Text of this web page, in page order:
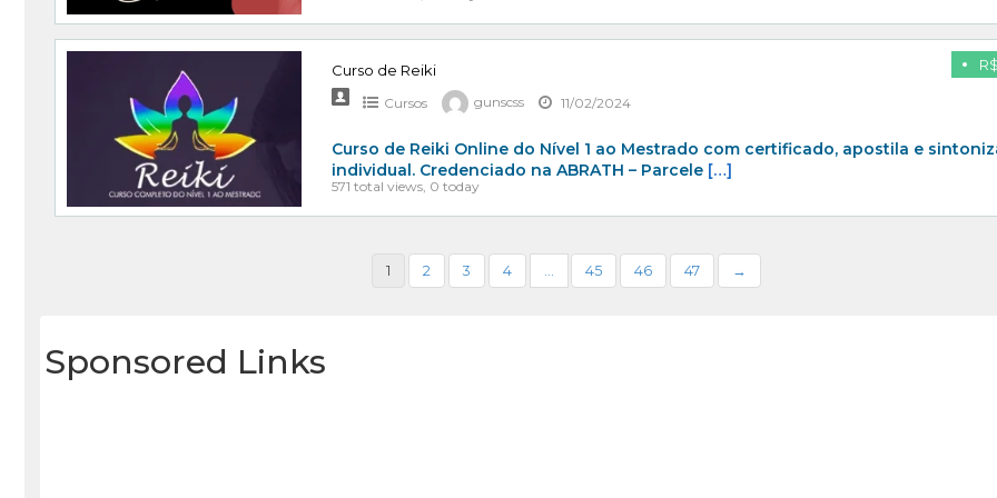
Curso de Reiki
Cursos gunscss 11/02/2024
Curso de Reiki Online do Nível 1 ao Mestrado com certificado, apostila e
individual. Credenciado na ABRATH – Parcele […]
571 total views, 0 today
1 2 3 4 … 45 46 47 →
Sponsored Links